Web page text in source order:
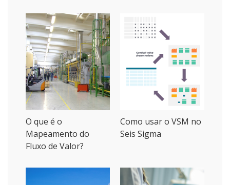
O que é o
Mapeamento do
Fluxo de Valor?
Como usar o VSM no
Seis Sigma